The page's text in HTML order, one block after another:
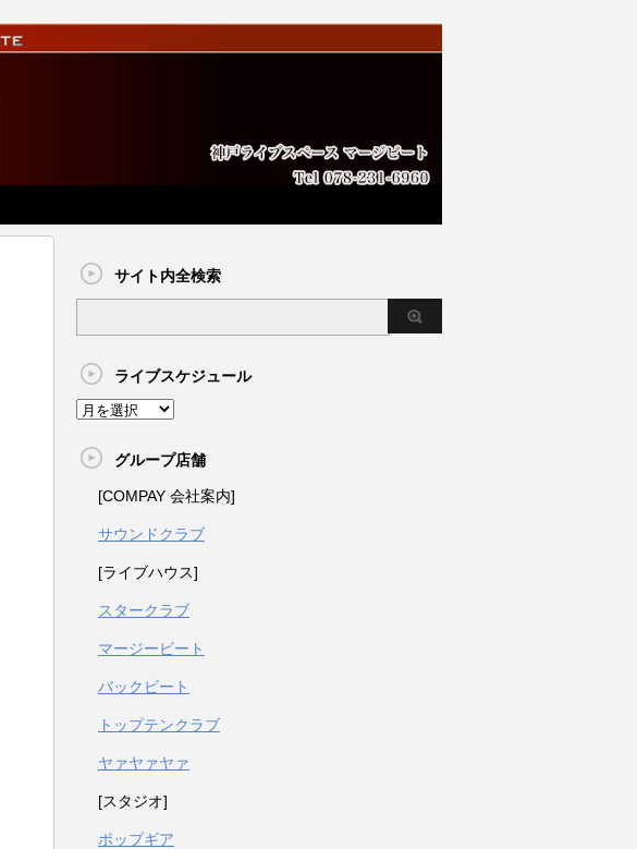
サイト内全検索
ライブスケジュール
グループ店舗
[COMPAY 会社案内]
サウンドクラブ
[ライブハウス]
スタークラブ
マージービート
バックビート
トップテンクラブ
ヤァヤァヤァ
[スタジオ]
ポップギア